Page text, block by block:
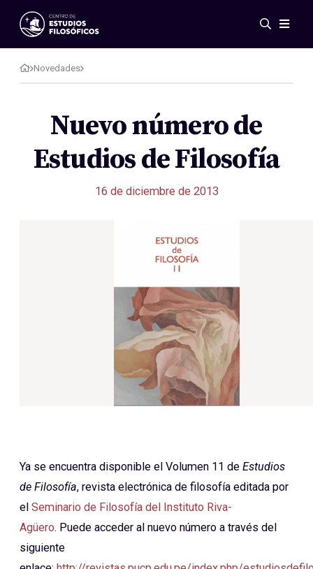
Eventos
Novedades
Investigación
Publicaciones
Galería
Acerca de nosotros
Novedades
Nuevo número de
Estudios de Filosofía
16 de diciembre de 2013
Ya se encuentra disponible el Volumen 11 de Estudios
de Filosofía, revista electrónica de filosofía editada por
el Seminario de Filosofía del Instituto Riva-
Agüero. Puede acceder al nuevo número a través del
siguiente